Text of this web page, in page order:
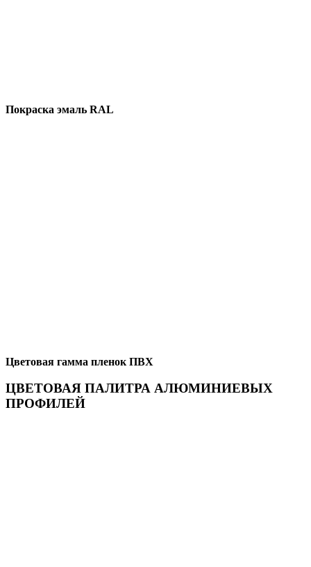
Покраска эмаль RAL
Цветовая гамма пленок ПВХ
ЦВЕТОВАЯ ПАЛИТРА АЛЮМИНИЕВЫХ
ПРОФИЛЕЙ